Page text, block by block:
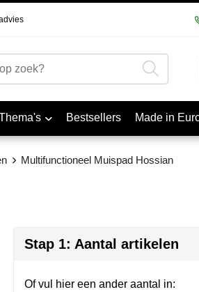
Bestsellers Made in
Multifunctioneel Muispad Hossian
Stap 1: Aantal artikelen
Of vul hier een ander aantal in: